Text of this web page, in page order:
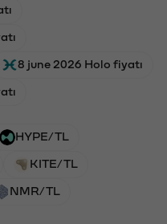
8 june 2026 Holo fiyatı
HYPE/TL
KITE/TL
NMR/TL